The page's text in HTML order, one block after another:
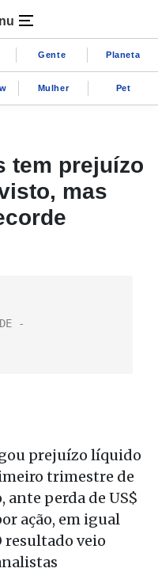
Gente Planeta
Mulher Pet
tem prejuízo
mas
prejuízo líquido
trimestre de
ante perda de US$
ação, em igual
resultado veio